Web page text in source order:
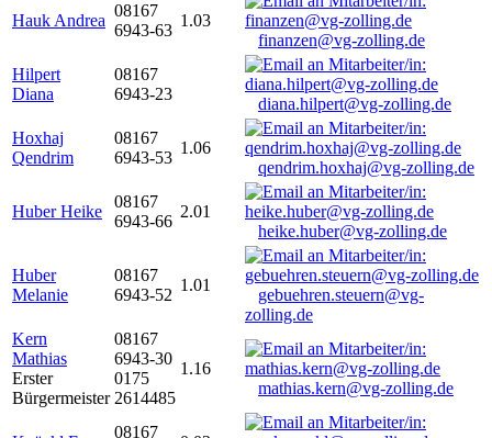
Hauk Andrea
08167
6943-63
1.03
finanzen@vg-zolling.de
Hilpert
Diana
08167
6943-23
diana.hilpert@vg-zolling.de
Hoxhaj
Qendrim
08167
6943-53
1.06
qendrim.hoxhaj@vg-zolling.de
Huber Heike
08167
6943-66
2.01
heike.huber@vg-zolling.de
Huber
Melanie
08167
6943-52
1.01
gebuehren.steuern@vg-
zolling.de
Kern
Mathias
Erster
Bürgermeister
08167
6943-30
0175
2614485
1.16
mathias.kern@vg-zolling.de
08167